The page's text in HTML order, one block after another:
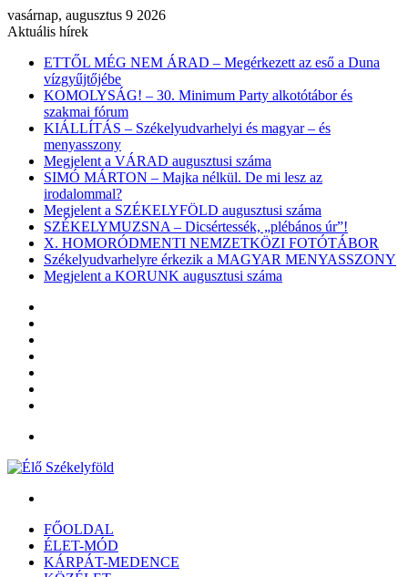
vasárnap, augusztus 9 2026
Aktuális hírek
ETTŐL MÉG NEM ÁRAD – Megérkezett az eső a Duna
vízgyűjtőjébe
KOMOLYSÁG! – 30. Minimum Party alkotótábor és
szakmai fórum
KIÁLLÍTÁS – Székelyudvarhelyi és magyar – és
menyasszony
Megjelent a VÁRAD augusztusi száma
SIMÓ MÁRTON – Majka nélkül. De mi lesz az
irodalommal?
Megjelent a SZÉKELYFÖLD augusztusi száma
SZÉKELYMUZSNA – Dicsértessék, „plébános úr”!
X. HOMORÓDMENTI NEMZETKÖZI FOTÓTÁBOR
Székelyudvarhelyre érkezik a MAGYAR MENYASSZONY
Megjelent a KORUNK augusztusi száma
FŐOLDAL
ÉLET-MÓD
KÁRPÁT-MEDENCE